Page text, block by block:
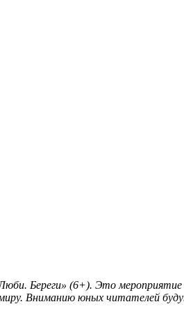
Береги» (6+). Это мероприятие
миру. Вниманию юных читателей